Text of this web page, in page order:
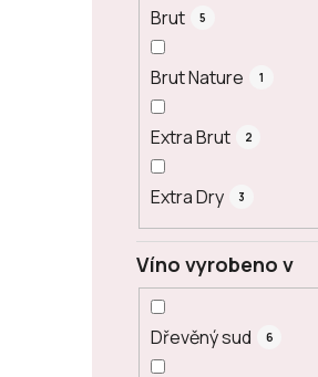
Brut 5
Brut Nature 1
Extra Brut 2
Extra Dry 3
Víno vyrobeno v
Dřevěný sud 6